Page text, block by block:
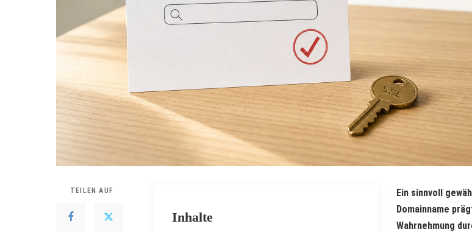
TEILEN AUF
Inhalte
Ein sinnvoll
Domainname
Wahrnehmung